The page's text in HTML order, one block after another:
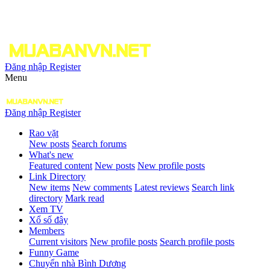
Đăng nhập Register
Menu
Đăng nhập Register
Rao vặt
New posts Search forums
What's new
Featured content New posts New profile posts
Link Directory
New items New comments Latest reviews Search link
directory Mark read
Xem TV
Xổ số đây
Members
Current visitors New profile posts Search profile posts
Funny Game
Chuyển nhà Bình Dương